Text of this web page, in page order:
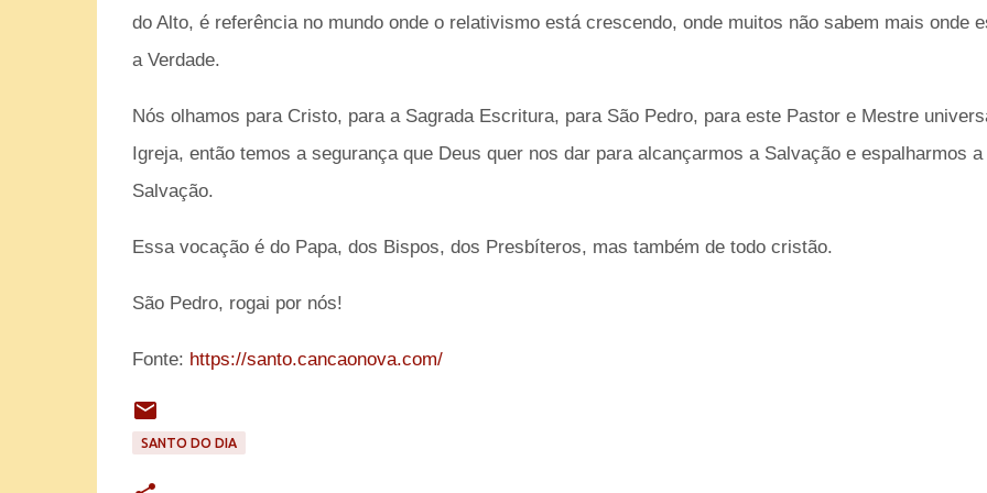
do Alto, é referência no mundo onde o relativismo está crescendo, onde muitos não sabem mais onde
a Verdade.
Nós olhamos para Cristo, para a Sagrada Escritura, para São Pedro, para este Pastor e Mestre
Igreja, então temos a segurança que Deus quer nos dar para alcançarmos a Salvação e espalharmos a
Salvação.
Essa vocação é do Papa, dos Bispos, dos Presbíteros, mas também de todo cristão.
São Pedro, rogai por nós!
Fonte: https://santo.cancaonova.com/
SANTO DO DIA